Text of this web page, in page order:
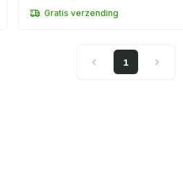
Gratis verzending
1